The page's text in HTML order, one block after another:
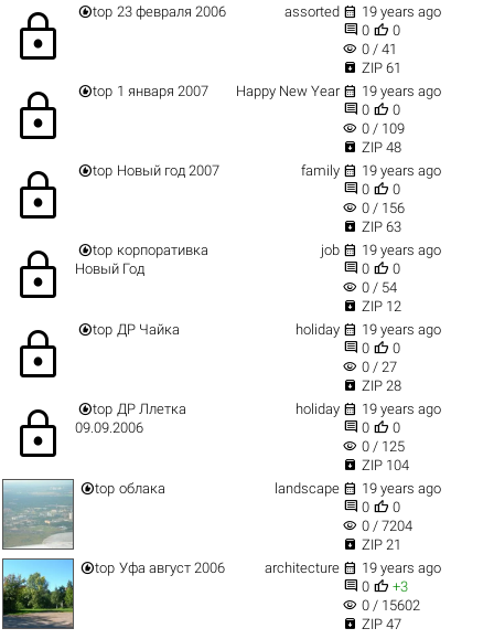
lock top 23 февраля 2006 assorted  19 years ago
 0  0
visibility 0 / 41
 ZIP 61
lock top 1 января 2007 Happy New Year  19 years ago
 0  0
visibility 0 / 109
 ZIP 48
lock top Новый год 2007 family  19 years ago
 0  0
visibility 0 / 156
 ZIP 63
lock top корпоративка
Новый Год
job  19 years ago
 0  0
visibility 0 / 54
 ZIP 12
lock top ДР Чайка holiday  19 years ago
 0  0
visibility 0 / 27
 ZIP 28
lock top ДР Ллетка
09.09.2006
holiday  19 years ago
 0  0
visibility 0 / 125
 ZIP 104
top облака landscape  19 years ago
 0  0
visibility 0 / 7204
 ZIP 21
top Уфа август 2006 architecture  19 years ago
 0  +3
visibility 0 / 15602
 ZIP 47